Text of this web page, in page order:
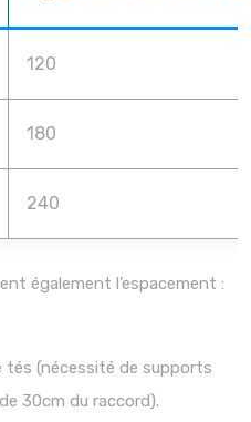
120
180
240
également l’espacement :
tés (nécessité de supports
30cm du raccord).